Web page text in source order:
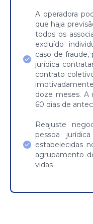
A operadora
que haja
todos os
excluído
caso de fraude,
jurídica
contrato
doze meses. A
60 dias de
Reajuste
pessoa
estabelecidas
agrupamento
vidas